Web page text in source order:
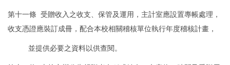
第十一條 受贈收入之收支、保管及運用，主計室應設置專帳處理，
收支憑證應裝訂成冊，配合本校相關稽核單位執行年度稽核計畫，
並提供必要之資料以供查閱。